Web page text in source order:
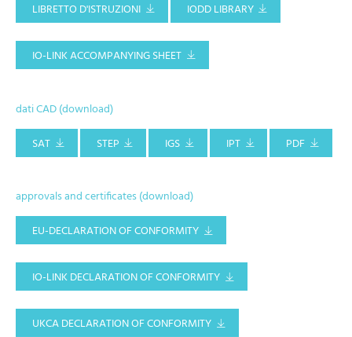
LIBRETTO D'ISTRUZIONI
IODD LIBRARY
IO-LINK ACCOMPANYING SHEET
dati CAD (download)
SAT
STEP IGS IPT PDF
approvals and certificates (download)
EU-DECLARATION OF CONFORMITY
IO-LINK DECLARATION OF CONFORMITY
UKCA DECLARATION OF CONFORMITY